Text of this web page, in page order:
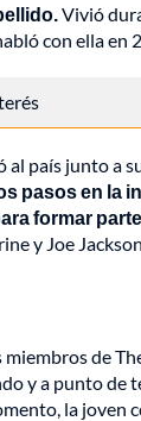
Vivió
con ella en
al país junto a
pasos en la
formar
y Joe Jackson.
de
y a punto de
la joven